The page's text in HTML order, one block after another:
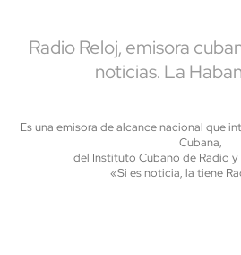
Radio Reloj, emisora
noticias. La
Es una emisora de alcance nacional que
Cubana,
del Instituto Cubano de Radio y
«Si es noticia, la tiene